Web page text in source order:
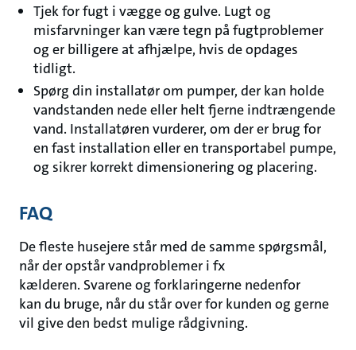
Tjek for fugt i vægge og gulve. Lugt og
misfarvninger kan være tegn på fugtproblemer
og er billigere at afhjælpe, hvis de opdages
tidligt.
Spørg din installatør om pumper, der kan holde
vandstanden nede eller helt fjerne indtrængende
vand. Installatøren vurderer, om der er brug for
en fast installation eller en transportabel pumpe,
og sikrer korrekt dimensionering og placering.
FAQ
De fleste husejere står med de samme spørgsmål,
når der opstår vandproblemer i fx
kælderen. Svarene og forklaringerne nedenfor
kan du bruge, når du står over for kunden og gerne
vil give den bedst mulige rådgivning.